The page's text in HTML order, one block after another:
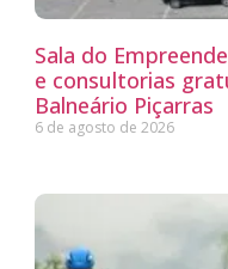
Sala do
e consultorias
Balneário Piçarras
6 de agosto de 2026